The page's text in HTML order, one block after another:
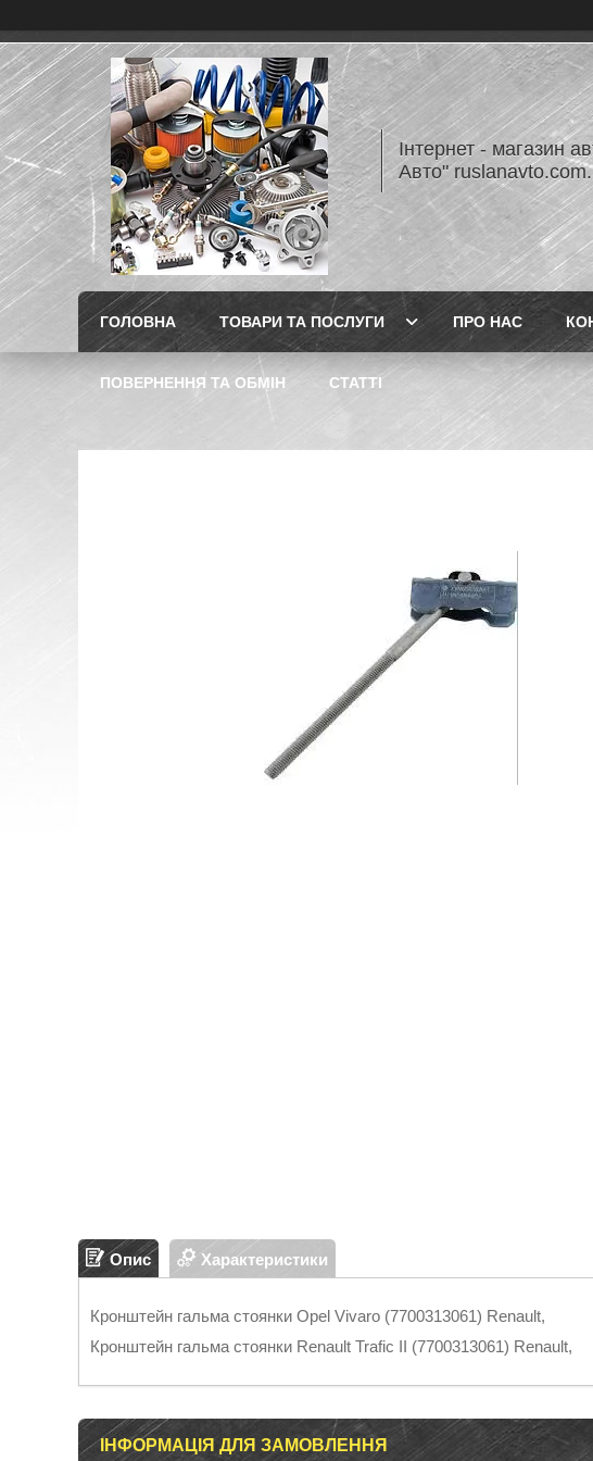
Інтернет - магазин
Авто"
ГОЛОВНА ТОВАРИ ТА ПОСЛУГИ ПРО НАС
ПОВЕРНЕННЯ ТА ОБМІН СТАТТІ
Опис Характеристики
Кронштейн гальма стоянки Opel Vivaro (7700313061) Renault,
Кронштейн гальма стоянки Renault Trafic II (7700313061) Renault,
ІНФОРМАЦІЯ ДЛЯ ЗАМОВЛЕННЯ